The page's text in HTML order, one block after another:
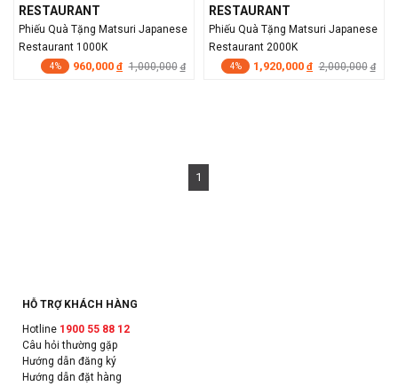
RESTAURANT
Phiếu Quà Tặng Matsuri Japanese
Restaurant 1000K
4% 960,000 đ 1,000,000 đ
RESTAURANT
Phiếu Quà Tặng Matsuri Japanese
Restaurant 2000K
4% 1,920,000 đ 2,000,000 đ
1
HỖ TRỢ KHÁCH HÀNG
Hotline 1900 55 88 12
Câu hỏi thường gặp
Hướng dẫn đăng ký
Hướng dẫn đặt hàng